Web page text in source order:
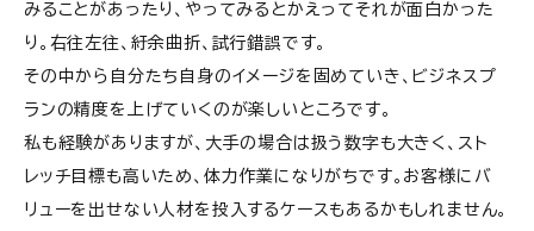
みることがあったり、やってみるとかえってそれが面白かった
り。右往左往、紆余曲折、試行錯誤です。
その中から自分たち自身のイメージを固めていき、ビジネスプ
ランの精度を上げていくのが楽しいところです。
私も経験がありますが、大手の場合は扱う数字も大きく、スト
レッチ目標も高いため、体力作業になりがちです。お客様にバ
リューを出せない人材を投入するケースもあるかもしれません。